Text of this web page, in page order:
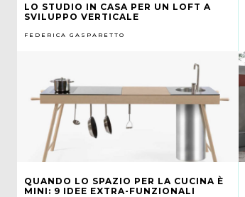
LO STUDIO IN CASA PER UN LOFT A
SVILUPPO VERTICALE
FEDERICA GASPARETTO
QUANDO LO SPAZIO PER LA CUCINA È
MINI: 9 IDEE EXTRA-FUNZIONALI